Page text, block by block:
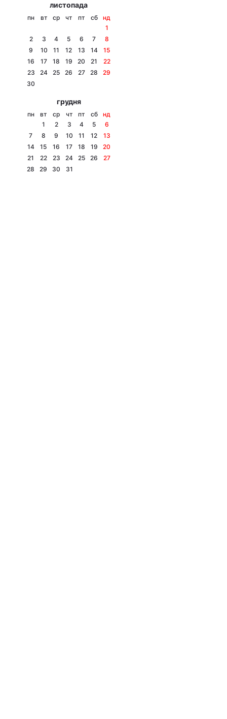
листопада
пн вт ср чт пт сб
нд
1
2
3 4 5 6 7
8
9
10 11 12 13 14
15
16
17 18 19 20 21
22
23
24 25 26 27 28
29
30
грудня
пн вт ср чт пт сб
нд
1
2 3 4 5
6
7
8 9 10 11 12
13
14
15 16 17 18 19
20
21
22 23 24 25 26
27
28
29 30 31